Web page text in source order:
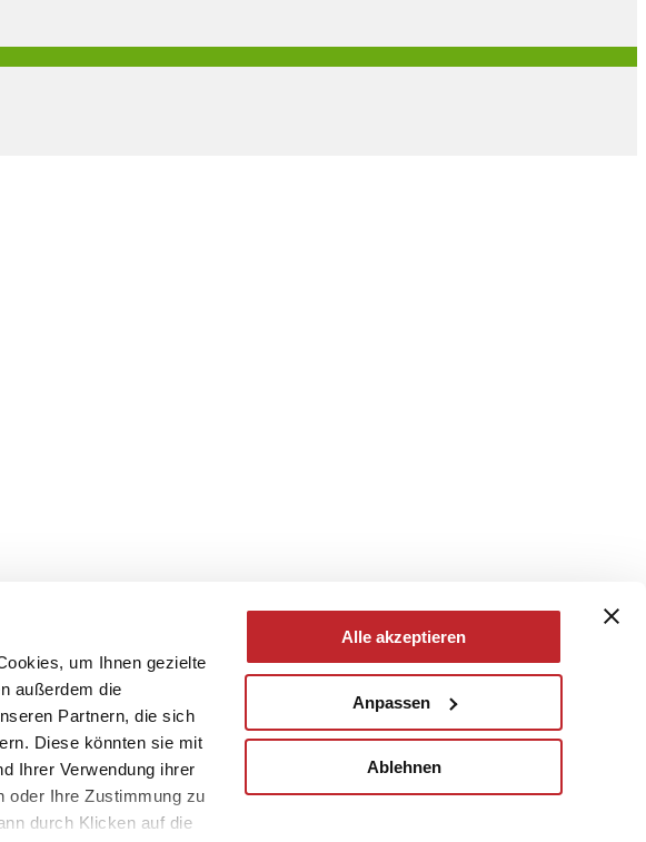
um Ihnen gezielte
außerdem die
Partnern, die sich
Diese könnten sie mit
Ihrer Verwendung ihrer
oder Ihre Zustimmung zu
durch Klicken auf die
Alle akzeptieren
Anpassen
Ablehnen